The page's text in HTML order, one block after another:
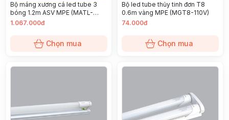
Bộ máng xương cá led tube 3
bóng 1.2m ASV MPE (MATL-
320V)
1.067.000đ
Chọn mua
Bộ led tube thủy tinh đơn T8
0.6m vàng MPE (MGT8-110V)
74.000đ
Chọn mua